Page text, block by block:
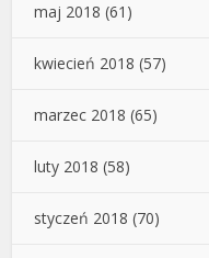
maj 2018 (61)
kwiecień 2018 (57)
marzec 2018 (65)
luty 2018 (58)
styczeń 2018 (70)